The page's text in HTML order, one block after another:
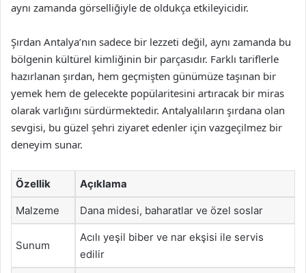
aynı zamanda görselliğiyle de oldukça etkileyicidir.
Şırdan Antalya’nın sadece bir lezzeti değil, aynı zamanda bu
bölgenin kültürel kimliğinin bir parçasıdır. Farklı tariflerle
hazırlanan şırdan, hem geçmişten günümüze taşınan bir
yemek hem de gelecekte popülaritesini artıracak bir miras
olarak varlığını sürdürmektedir. Antalyalıların şırdana olan
sevgisi, bu güzel şehri ziyaret edenler için vazgeçilmez bir
deneyim sunar.
Özellik Açıklama
Malzeme Dana midesi, baharatlar ve özel soslar
Sunum
Acılı yeşil biber ve nar ekşisi ile servis
edilir